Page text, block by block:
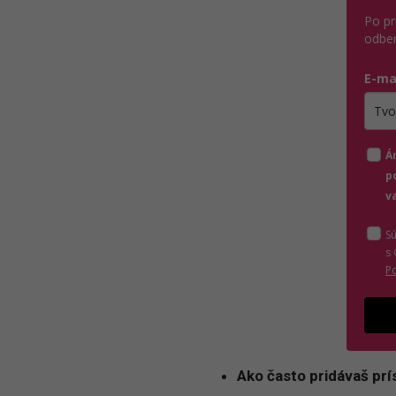
Po
E-
s
Ako často pridávaš